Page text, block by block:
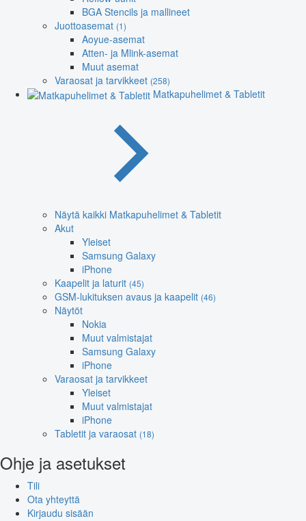
BGA Stencils ja mallineet
Juottoasemat (1)
Aoyue-asemat
Atten- ja Mlink-asemat
Muut asemat
Varaosat ja tarvikkeet (258)
Matkapuhelimet & Tabletit
Näytä kaikki Matkapuhelimet & Tabletit
Akut
Yleiset
Samsung Galaxy
iPhone
Kaapelit ja laturit (45)
GSM-lukituksen avaus ja kaapelit (46)
Näytöt
Nokia
Muut valmistajat
Samsung Galaxy
iPhone
Varaosat ja tarvikkeet
Yleiset
Muut valmistajat
iPhone
Tabletit ja varaosat (18)
Ohje ja asetukset
Tili
Ota yhteyttä
Kirjaudu sisään